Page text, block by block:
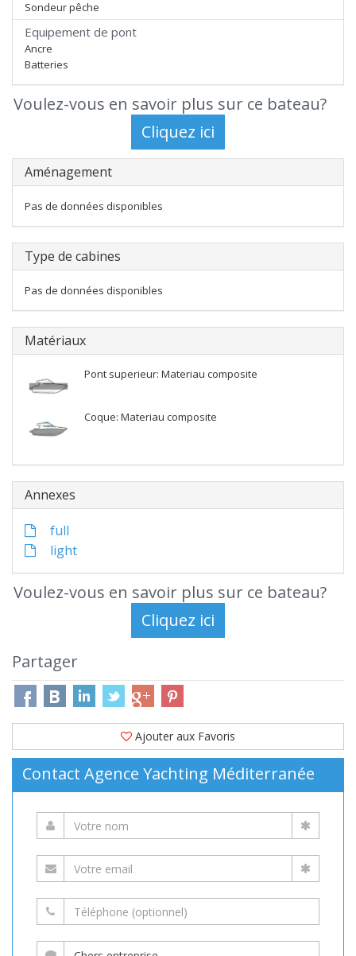
Sondeur pêche
Equipement de pont
Ancre
Batteries
Voulez-vous en savoir plus sur ce bateau?
Aménagement
Pas de données disponibles
Type de cabines
Pas de données disponibles
Matériaux
Pont superieur: Materiau composite
Coque: Materiau composite
Annexes
full
light
Voulez-vous en savoir plus sur ce bateau?
Partager
Ajouter aux Favoris
Contact Agence Yachting Méditerranée